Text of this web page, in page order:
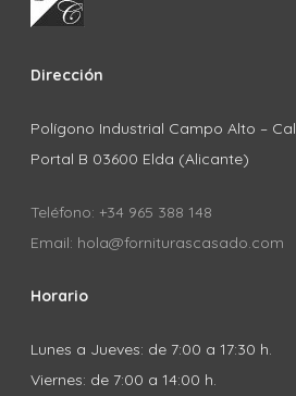
Dirección
Polígono Industrial Campo Alto –
Portal B 03600 Elda (Alicante)
Teléfono: +34 965 388 148
Email: hola@forniturascasado.com
Horario
Lunes a Jueves: de 7:00 a 17:30 h.
Viernes: de 7:00 a 14:00 h.